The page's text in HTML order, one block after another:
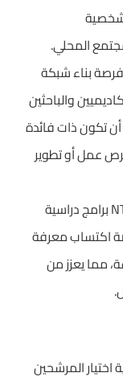
المحلي.
فرصة بناء شبكة
والباحثين
تكون ذات فائدة
عمل أو تطوير
التعليم متعدد التخصصات: تقدم NTNU برامج دراسية
اكتساب معرفة
مما يعزز من
المرشحين